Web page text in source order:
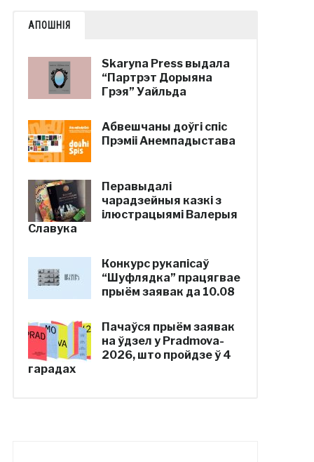
АПОШНІЯ
Skaryna Press выдала
“Партрэт Дорыяна
Грэя” Уайльда
Абвешчаны доўгі спіс
Прэміі Анемпадыстава
Перавыдалі
чарадзейныя казкі з
ілюстрацыямі Валерыя
Славука
Конкурс рукапісаў
“Шуфлядка” працягвае
прыём заявак да 10.08
Пачаўся прыём заявак
на ўдзел у Pradmova-
2026, што пройдзе ў 4
гарадах